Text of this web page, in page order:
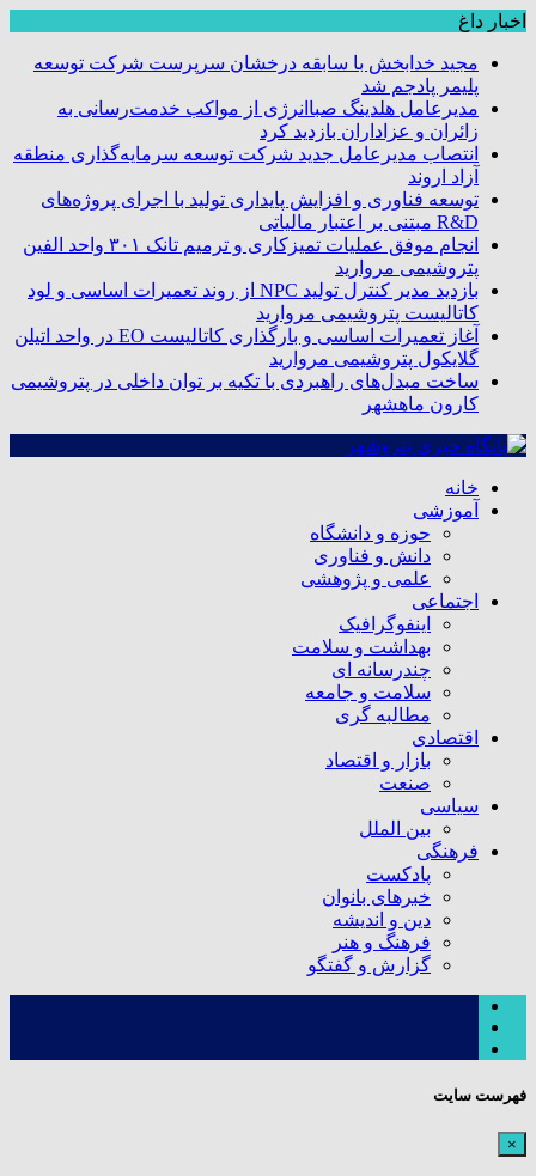
اخبار داغ
مجید خدابخش با سابقه درخشان سرپرست شرکت توسعه
پلیمر پادجم شد
مدیرعامل هلدینگ صباانرژی از مواکب خدمت‌رسانی به
زائران و عزاداران بازدید کرد
انتصاب مدیرعامل جدید شرکت توسعه سرمایه‌گذاری منطقه
آزاد اروند
توسعه فناوری و افزایش پایداری تولید با اجرای پروژه‌های
R&D مبتنی بر اعتبار مالیاتی
انجام موفق عملیات تمیزکاری و ترمیم تانک ۳۰۱ واحد الفین
پتروشیمی مروارید
بازدید مدیر کنترل تولید NPC از روند تعمیرات اساسی و لود
کاتالیست پتروشیمی مروارید
آغاز تعمیرات اساسی و بارگذاری کاتالیست EO در واحد اتیلن
گلایکول پتروشیمی مروارید
ساخت مبدل‌های راهبردی با تکیه بر توان داخلی در پتروشیمی
کارون ماهشهر
خانه
آموزشی
حوزه و دانشگاه
دانش و فناوری
علمی و پژوهشی
اجتماعی
اینفوگرافیک
بهداشت و سلامت
چندرسانه ای
سلامت و جامعه
مطالبه گری
اقتصادی
بازار و اقتصاد
صنعت
سیاسی
بین الملل
فرهنگی
پادکست
خبرهای بانوان
دین و اندیشه
فرهنگ و هنر
گزارش و گفتگو
فهرست سایت
×